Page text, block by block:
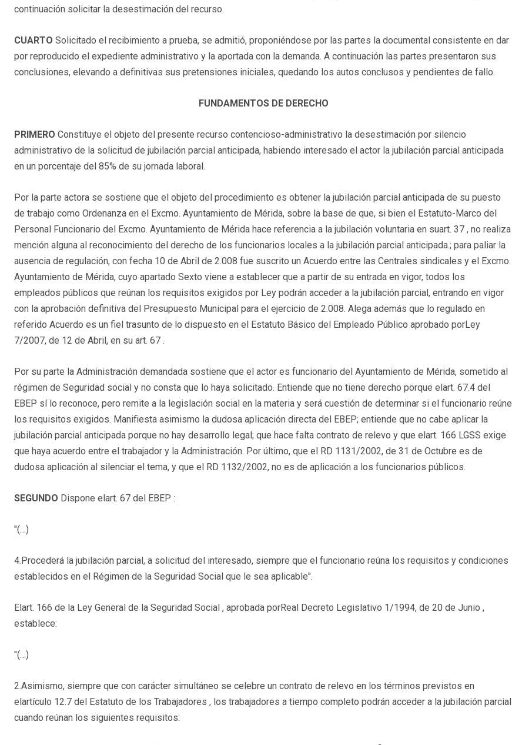
continuación solicitar la desestimación del recurso.
CUARTO Solicitado el recibimiento a prueba, se admitió, proponiéndose por las partes la documental consistente en dar
por reproducido el expediente administrativo y la aportada con la demanda. A continuación las partes presentaron sus
conclusiones, elevando a definitivas sus pretensiones iniciales, quedando los autos conclusos y pendientes de fallo.
FUNDAMENTOS DE DERECHO
PRIMERO Constituye el objeto del presente recurso contencioso-administrativo la desestimación por silencio
administrativo de la solicitud de jubilación parcial anticipada, habiendo interesado el actor la jubilación parcial anticipada
en un porcentaje del 85% de su jornada laboral.
Por la parte actora se sostiene que el objeto del procedimiento es obtener la jubilación parcial anticipada de su puesto
de trabajo como Ordenanza en el Excmo. Ayuntamiento de Mérida, sobre la base de que, si bien el Estatuto-Marco del
Personal Funcionario del Excmo. Ayuntamiento de Mérida hace referencia a la jubilación voluntaria en suart. 37 , no realiza
mención alguna al reconocimiento del derecho de los funcionarios locales a la jubilación parcial anticipada.; para paliar la
ausencia de regulación, con fecha 10 de Abril de 2.008 fue suscrito un Acuerdo entre las Centrales sindicales y el Excmo.
Ayuntamiento de Mérida, cuyo apartado Sexto viene a establecer que a partir de su entrada en vigor, todos los
empleados públicos que reúnan los requisitos exigidos por Ley podrán acceder a la jubilación parcial, entrando en vigor
con la aprobación definitiva del Presupuesto Municipal para el ejercicio de 2.008. Alega además que lo regulado en
referido Acuerdo es un fiel trasunto de lo dispuesto en el Estatuto Básico del Empleado Público aprobado porLey
7/2007, de 12 de Abril, en su art. 67 .
Por su parte la Administración demandada sostiene que el actor es funcionario del Ayuntamiento de Mérida, sometido al
régimen de Seguridad social y no consta que lo haya solicitado. Entiende que no tiene derecho porque elart. 67.4 del
EBEP sí lo reconoce, pero remite a la legislación social en la materia y será cuestión de determinar si el funcionario reúne
los requisitos exigidos. Manifiesta asimismo la dudosa aplicación directa del EBEP; entiende que no cabe aplicar la
jubilación parcial anticipada porque no hay desarrollo legal; que hace falta contrato de relevo y que elart. 166 LGSS exige
que haya acuerdo entre el trabajador y la Administración. Por último, que el RD 1131/2002, de 31 de Octubre es de
dudosa aplicación al silenciar el tema, y que el RD 1132/2002, no es de aplicación a los funcionarios públicos.
SEGUNDO Dispone elart. 67 del EBEP :
"(…)
4.Procederá la jubilación parcial, a solicitud del interesado, siempre que el funcionario reúna los requisitos y condiciones
establecidos en el Régimen de la Seguridad Social que le sea aplicable".
Elart. 166 de la Ley General de la Seguridad Social , aprobada porReal Decreto Legislativo 1/1994, de 20 de Junio ,
establece:
"(…)
2.Asimismo, siempre que con carácter simultáneo se celebre un contrato de relevo en los términos previstos en
elartículo 12.7 del Estatuto de los Trabajadores , los trabajadores a tiempo completo podrán acceder a la jubilación parcial
cuando reúnan los siguientes requisitos: